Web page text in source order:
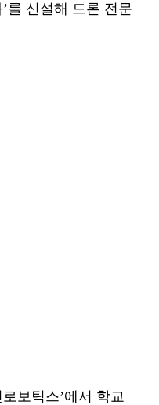
를 신설해 드론 전문
보틱스’에서 학교